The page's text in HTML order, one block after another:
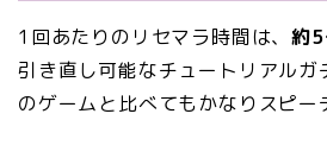
1回あたりのリセマラ時間は、約
引き直し可能なチュートリアルガ
のゲームと比べてもかなりスピー